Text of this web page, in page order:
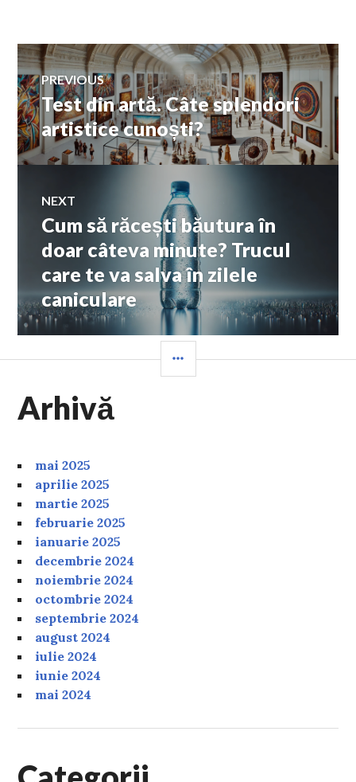
Navigare
în
articole
PREVIOUS
Previous
post:
Test din artă. Câte splendori
artistice cunoști?
NEXT
Next
post:
Cum să răcești băutura în
doar câteva minute? Trucul
care te va salva în zilele
caniculare
Arhivă
mai 2025
aprilie 2025
martie 2025
februarie 2025
ianuarie 2025
decembrie 2024
noiembrie 2024
octombrie 2024
septembrie 2024
august 2024
iulie 2024
iunie 2024
mai 2024